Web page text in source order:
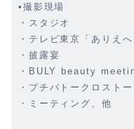
•撮影現場
・スタジオ
・テレビ東京「ありえへ
・披露宴
・BULY beauty
・プチバトークロスト
・ミーティング、他